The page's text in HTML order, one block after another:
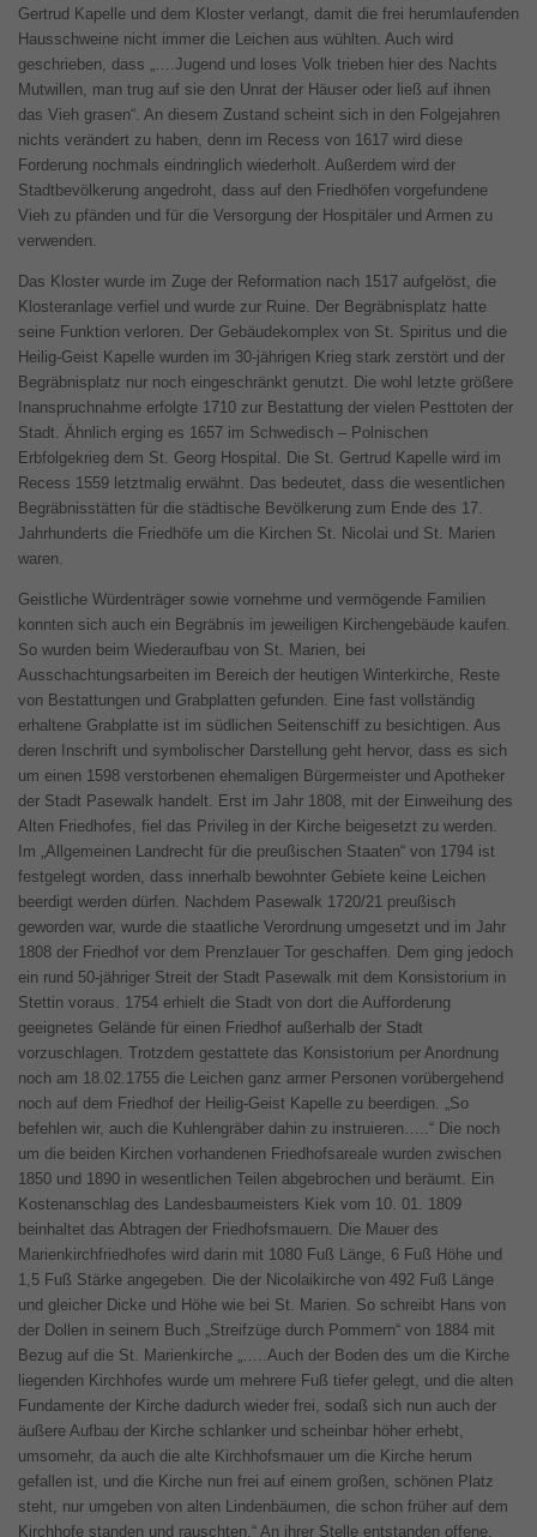
Gertrud Kapelle und dem Kloster verlangt, damit die frei herumlaufenden
Hausschweine nicht immer die Leichen aus wühlten. Auch wird
geschrieben, dass „….Jugend und loses Volk trieben hier des Nachts
Mutwillen, man trug auf sie den Unrat der Häuser oder ließ auf ihnen
das Vieh grasen“. An diesem Zustand scheint sich in den Folgejahren
nichts verändert zu haben, denn im Recess von 1617 wird diese
Forderung nochmals eindringlich wiederholt. Außerdem wird der
Stadtbevölkerung angedroht, dass auf den Friedhöfen vorgefundene
Vieh zu pfänden und für die Versorgung der Hospitäler und Armen zu
verwenden.
Das Kloster wurde im Zuge der Reformation nach 1517 aufgelöst, die
Klosteranlage verfiel und wurde zur Ruine. Der Begräbnisplatz hatte
seine Funktion verloren. Der Gebäudekomplex von St. Spiritus und die
Heilig-Geist Kapelle wurden im 30-jährigen Krieg stark zerstört und der
Begräbnisplatz nur noch eingeschränkt genutzt. Die wohl letzte größere
Inanspruchnahme erfolgte 1710 zur Bestattung der vielen Pesttoten der
Stadt. Ähnlich erging es 1657 im Schwedisch – Polnischen
Erbfolgekrieg dem St. Georg Hospital. Die St. Gertrud Kapelle wird im
Recess 1559 letztmalig erwähnt. Das bedeutet, dass die wesentlichen
Begräbnisstätten für die städtische Bevölkerung zum Ende des 17.
Jahrhunderts die Friedhöfe um die Kirchen St. Nicolai und St. Marien
waren.
Geistliche Würdenträger sowie vornehme und vermögende Familien
konnten sich auch ein Begräbnis im jeweiligen Kirchengebäude kaufen.
So wurden beim Wiederaufbau von St. Marien, bei
Ausschachtungsarbeiten im Bereich der heutigen Winterkirche, Reste
von Bestattungen und Grabplatten gefunden. Eine fast vollständig
erhaltene Grabplatte ist im südlichen Seitenschiff zu besichtigen. Aus
deren Inschrift und symbolischer Darstellung geht hervor, dass es sich
um einen 1598 verstorbenen ehemaligen Bürgermeister und Apotheker
der Stadt Pasewalk handelt. Erst im Jahr 1808, mit der Einweihung des
Alten Friedhofes, fiel das Privileg in der Kirche beigesetzt zu werden.
Im „Allgemeinen Landrecht für die preußischen Staaten“ von 1794 ist
festgelegt worden, dass innerhalb bewohnter Gebiete keine Leichen
beerdigt werden dürfen. Nachdem Pasewalk 1720/21 preußisch
geworden war, wurde die staatliche Verordnung umgesetzt und im Jahr
1808 der Friedhof vor dem Prenzlauer Tor geschaffen. Dem ging jedoch
ein rund 50-jähriger Streit der Stadt Pasewalk mit dem Konsistorium in
Stettin voraus. 1754 erhielt die Stadt von dort die Aufforderung
geeignetes Gelände für einen Friedhof außerhalb der Stadt
vorzuschlagen. Trotzdem gestattete das Konsistorium per Anordnung
noch am 18.02.1755 die Leichen ganz armer Personen vorübergehend
noch auf dem Friedhof der Heilig-Geist Kapelle zu beerdigen. „So
befehlen wir, auch die Kuhlengräber dahin zu instruieren…..“ Die noch
um die beiden Kirchen vorhandenen Friedhofsareale wurden zwischen
1850 und 1890 in wesentlichen Teilen abgebrochen und beräumt. Ein
Kostenanschlag des Landesbaumeisters Kiek vom 10. 01. 1809
beinhaltet das Abtragen der Friedhofsmauern. Die Mauer des
Marienkirchfriedhofes wird darin mit 1080 Fuß Länge, 6 Fuß Höhe und
1,5 Fuß Stärke angegeben. Die der Nicolaikirche von 492 Fuß Länge
und gleicher Dicke und Höhe wie bei St. Marien. So schreibt Hans von
der Dollen in seinem Buch „Streifzüge durch Pommern“ von 1884 mit
Bezug auf die St. Marienkirche „…..Auch der Boden des um die Kirche
liegenden Kirchhofes wurde um mehrere Fuß tiefer gelegt, und die alten
Fundamente der Kirche dadurch wieder frei, sodaß sich nun auch der
äußere Aufbau der Kirche schlanker und scheinbar höher erhebt,
umsomehr, da auch die alte Kirchhofsmauer um die Kirche herum
gefallen ist, und die Kirche nun frei auf einem großen, schönen Platz
steht, nur umgeben von alten Lindenbäumen, die schon früher auf dem
Kirchhofe standen und rauschten.“ An ihrer Stelle entstanden offene,